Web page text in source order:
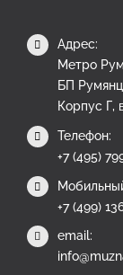
Адрес:
Метро
БП
Корпус Г,
Телефон:
+7 (495)
+7 (499)
email: